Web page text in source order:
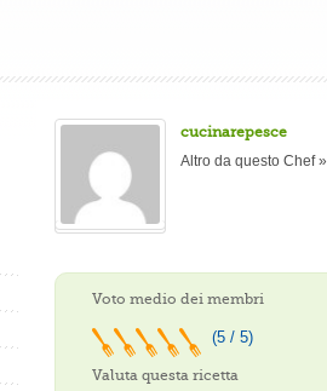
cucinarepesce
Altro da questo Chef »
Voto medio dei membri
(5 / 5)
Valuta questa ricetta